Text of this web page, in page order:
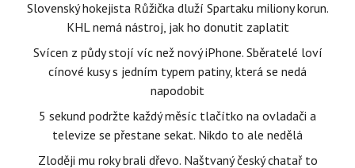
Slovenský hokejista Růžička dluží Spartaku miliony korun.
KHL nemá nástroj, jak ho donutit zaplatit
Svícen z půdy stojí víc než nový iPhone. Sběratelé loví
cínové kusy s jedním typem patiny, která se nedá
napodobit
5 sekund podržte každý měsíc tlačítko na ovladači a
televize se přestane sekat. Nikdo to ale nedělá
Zloději mu roky brali dřevo. Naštvaný český chatař to